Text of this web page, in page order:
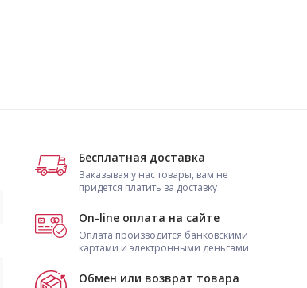
Бесплатная доставка
Заказывая у нас товары, вам не
придется платить за доставку
On-line оплата на сайте
Оплата производится банковскими
картами и электронными деньгами
Обмен или возврат товара